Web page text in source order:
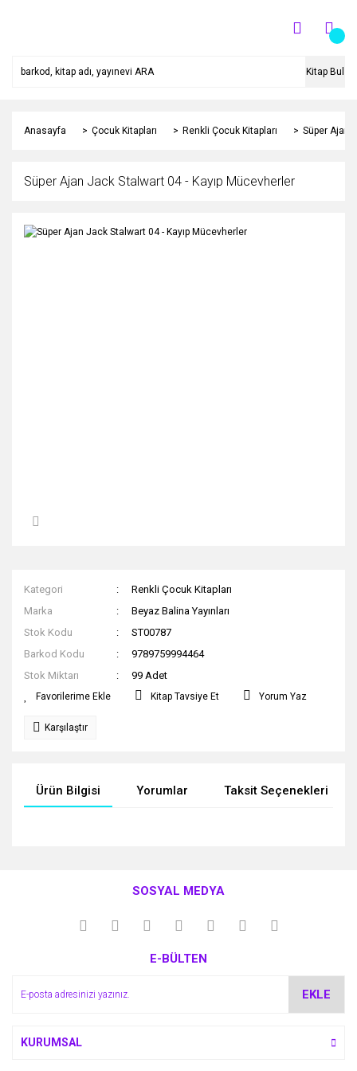
Kitap Bul
Anasayfa Çocuk Kitapları Renkli Çocuk Kitapları Süper Ajan
Süper Ajan Jack Stalwart 04 - Kayıp Mücevherler
Kategori
Renkli Çocuk Kitapları
Marka
Beyaz Balina Yayınları
Stok Kodu
ST00787
Barkod Kodu
9789759994464
Stok Miktarı
99 Adet
Kitap Tavsiye Et Yorum Yaz
Karşılaştır
Ürün Bilgisi Yorumlar Taksit Seçenekleri
kullanarak tarafımıza iletebilirsiniz.
Görüş ve önerileriniz için teşekkür ederiz.
Ürün açıklamasında eksik bilgiler bulunuyor.
SOSYAL MEDYA
E-BÜLTEN
EKLE
KURUMSAL